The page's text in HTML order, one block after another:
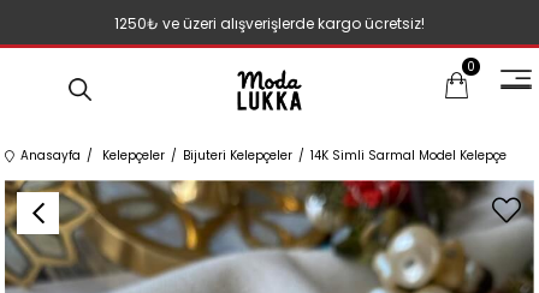
1250₺ ve üzeri alışverişlerde kargo ücretsiz!
0
Anasayfa Kelepçeler Bijuteri Kelepçeler 14K Simli Sarmal Model Kelepçe